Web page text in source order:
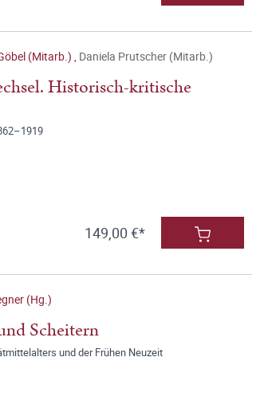
(Mitarb.) , Daniela Prutscher (Mitarb.)
Historisch-kritische
149,00 €*
(Hg.)
Scheitern
und der Frühen Neuzeit